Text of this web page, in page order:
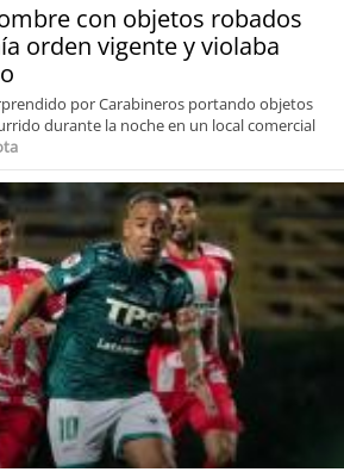
con objetos robados
orden vigente y violaba
por Carabineros portando objetos
durante la noche en un local comercial